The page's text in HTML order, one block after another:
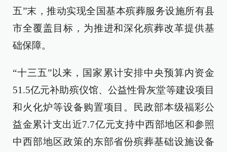
五”末，推动实现全国基本殡葬服务设施所有县
市全覆盖目标，为推进和深化殡葬改革提供基
础保障。
“十三五”以来，国家累计安排中央预算内资金
51.5亿元补助殡仪馆、公益性骨灰堂等建设项目
和火化炉等设备购置项目。民政部本级福彩公
益金累计支出近7.7亿元支持中西部地区和参照
中西部地区政策的东部省份殡葬基础设施设备